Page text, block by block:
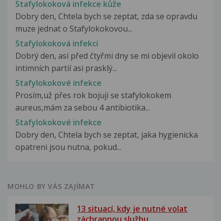
Stafylokoková infekce kůže
Dobry den, Chtela bych se zeptat, zda se opravdu
muze jednat o Stafylokokovou...
Stafylokoková infekci
Dobrý den, asi před čtyřmi dny se mi objevil okolo
intimních partií asi prasklý...
Stafylokokové infekce
Prosím,už přes rok bojuji se stafylokokem
aureus,mám za sebou 4 antibiotika...
Stafylokokové infekce
Dobry den, Chtela bych se zeptat, jaka hygienicka
opatreni jsou nutna, pokud...
MOHLO BY VÁS ZAJÍMAT
13 situací, kdy je nutné volat